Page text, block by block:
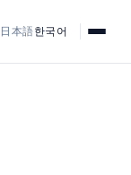
日本語한국어